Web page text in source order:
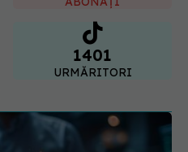
1401
URMĂRITORI